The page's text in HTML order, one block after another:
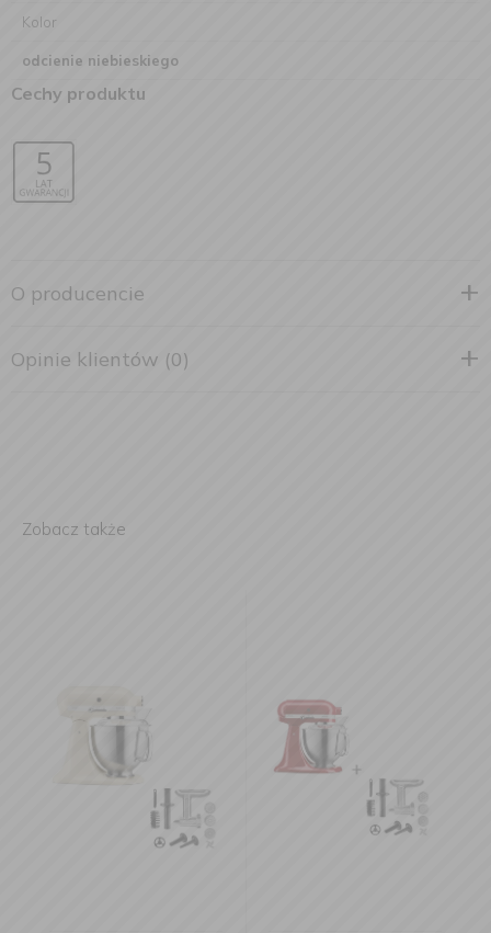
Kolor
odcienie niebieskiego
Cechy produktu
O producencie
Opinie klientów (0)
Zobacz także